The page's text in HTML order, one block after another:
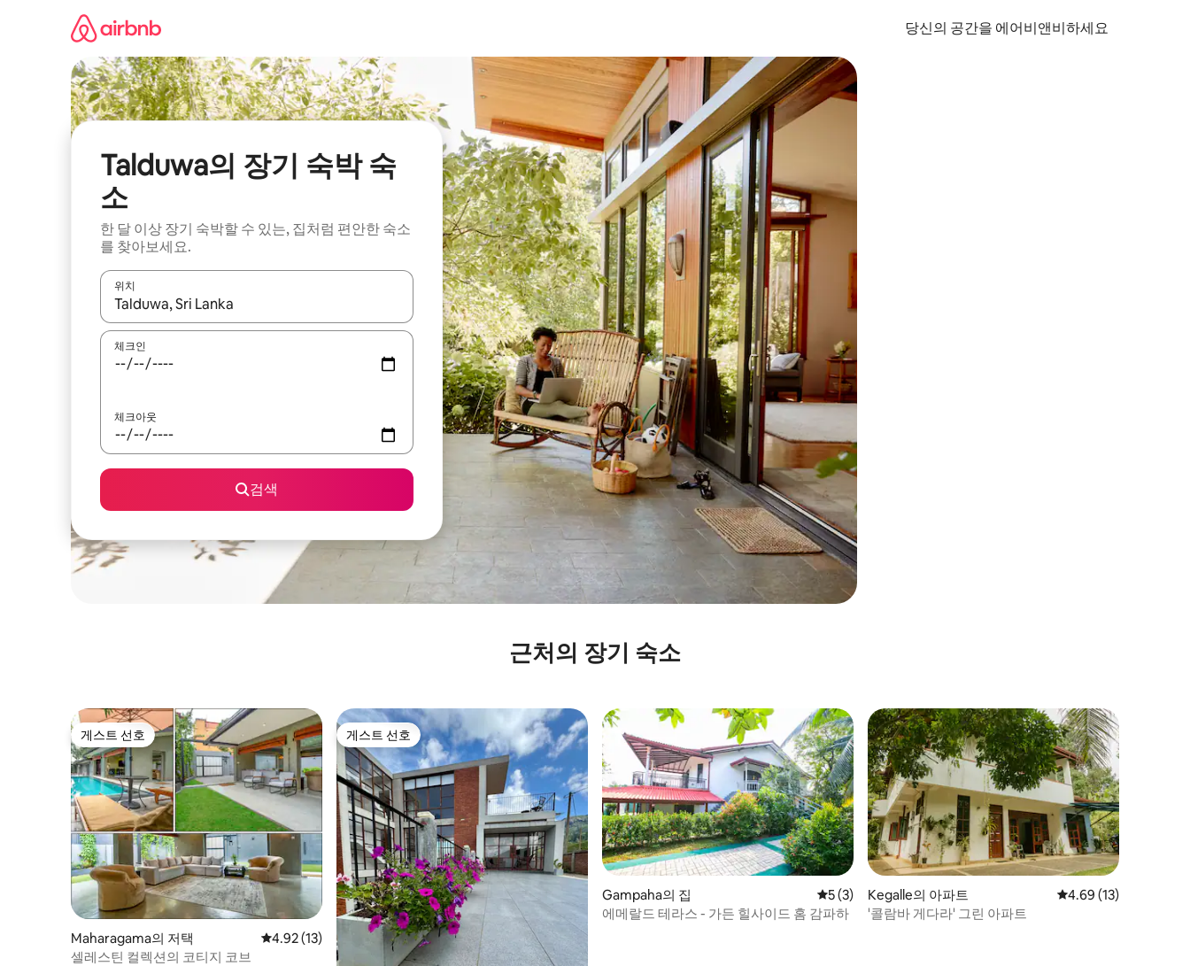
당신의 공간을 에어비앤비하세요
Talduwa의 장기 숙박 숙
소
한 달 이상 장기 숙박할 수 있는, 집처럼 편안한 숙소
를 찾아보세요.
위치
결과가 나오면 위·아래 화살표 키를 사용하거나 터치 또는 스와이프 동작으로 탐색하세요.
체크인
체크아웃
검색
근처의 장기 숙소
게스트 선호
게스트 선호
Maharagama의 저택 평점 4.92점(5점 만점), 후기 13개
4.92 (13)
셀레스틴 컬렉션의 코티지 코브
게스트 선호
게스트 선호
Gampaha의 집 평점 5점(5점 만점), 후기 3개
5 (3)
에메랄드 테라스 - 가든 힐사이드 홈 감파하
Kegalle의 아파트 평점 4.69점(5점 만점
4.69 (13)
'콜람바 게다라' 그린 아파트